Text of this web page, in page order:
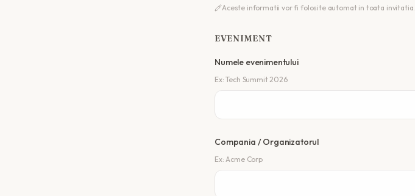
Aceste informatii vor fi folosite automat in toata invitatia.
EVENIMENT
Numele evenimentului
Ex: Tech Summit 2026
Compania / Organizatorul
Ex: Acme Corp